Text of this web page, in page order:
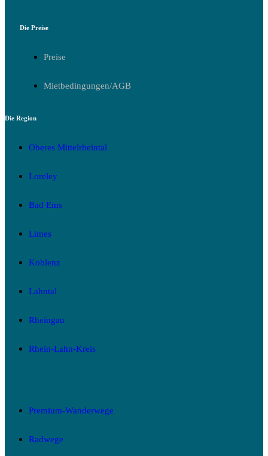
Die Preise
Preise
Mietbedingungen/AGB
Die Region
Oberes Mittelrheintal
Loreley
Bad Ems
Limes
Koblenz
Lahntal
Rheingau
Rhein-Lahn-Kreis
Premium-Wanderwege
Radwege